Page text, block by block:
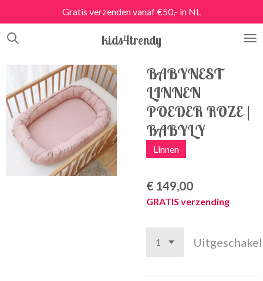
direct
naar
hoofdinhoud
kids4trendy
Gratis verzenden vanaf €50,- in NL
BABYNEST
LINNEN
POEDER ROZE |
BABYLY
Linnen
€ 149,00
GRATIS verzending